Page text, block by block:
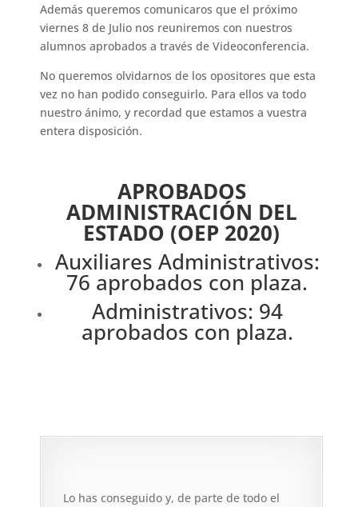
Además queremos comunicaros que el próximo
viernes 8 de Julio nos reuniremos con nuestros
alumnos aprobados a través de Videoconferencia.
No queremos olvidarnos de los opositores que esta
vez no han podido conseguirlo. Para ellos va todo
nuestro ánimo, y recordad que estamos a vuestra
entera disposición.
APROBADOS
ADMINISTRACIÓN DEL
ESTADO (OEP 2020)
Auxiliares Administrativos:
76 aprobados con plaza.
Administrativos: 94
aprobados con plaza.
Lo has conseguido y, de parte de todo el